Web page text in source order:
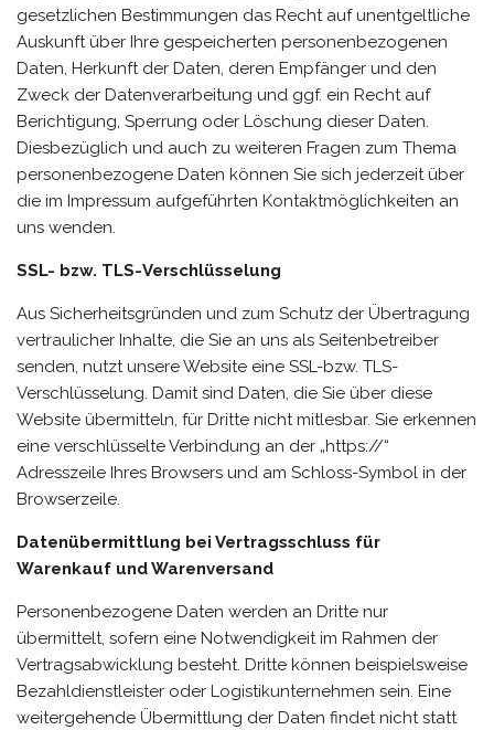
gesetzlichen Bestimmungen das Recht auf unentgeltliche
Auskunft über Ihre gespeicherten personenbezogenen
Daten, Herkunft der Daten, deren Empfänger und den
Zweck der Datenverarbeitung und ggf. ein Recht auf
Berichtigung, Sperrung oder Löschung dieser Daten.
Diesbezüglich und auch zu weiteren Fragen zum Thema
personenbezogene Daten können Sie sich jederzeit über
die im Impressum aufgeführten Kontaktmöglichkeiten an
uns wenden.
SSL- bzw. TLS-Verschlüsselung
Aus Sicherheitsgründen und zum Schutz der Übertragung
vertraulicher Inhalte, die Sie an uns als Seitenbetreiber
senden, nutzt unsere Website eine SSL-bzw. TLS-
Verschlüsselung. Damit sind Daten, die Sie über diese
Website übermitteln, für Dritte nicht mitlesbar. Sie erkennen
eine verschlüsselte Verbindung an der „https://“
Adresszeile Ihres Browsers und am Schloss-Symbol in der
Browserzeile.
Datenübermittlung bei Vertragsschluss für
Warenkauf und Warenversand
Personenbezogene Daten werden an Dritte nur
übermittelt, sofern eine Notwendigkeit im Rahmen der
Vertragsabwicklung besteht. Dritte können beispielsweise
Bezahldienstleister oder Logistikunternehmen sein. Eine
weitergehende Übermittlung der Daten findet nicht statt